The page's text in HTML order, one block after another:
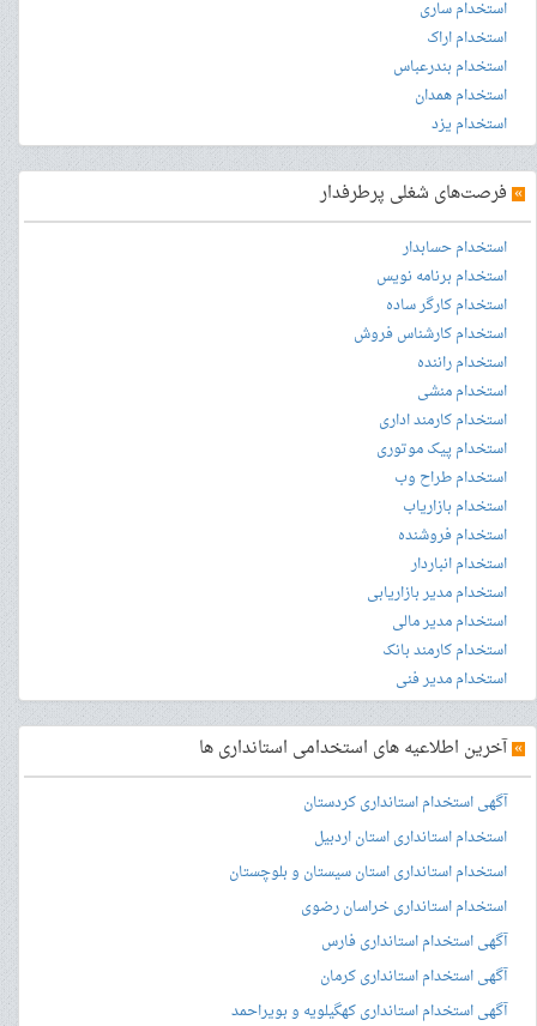
استخدام ساری
استخدام اراک
استخدام بندرعباس
استخدام همدان
استخدام یزد
» فرصت‌های شغلی پرطرفدار
استخدام حسابدار
استخدام برنامه نویس
استخدام کارگر ساده
استخدام کارشناس فروش
استخدام راننده
استخدام منشی
استخدام کارمند اداری
استخدام پیک موتوری
استخدام طراح وب
استخدام بازاریاب
استخدام فروشنده
استخدام انباردار
استخدام مدیر بازاریابی
استخدام مدیر مالی
استخدام کارمند بانک
استخدام مدیر فنی
»آخرین اطلاعیه های استخدامی استانداری ها
آگهی استخدام استانداری کردستان
استخدام استانداری استان اردبیل
استخدام استانداری استان سیستان و بلوچستان
استخدام استانداری خراسان رضوی
آگهی استخدام استانداری فارس
آگهی استخدام استانداری کرمان
آگهی استخدام استانداری کهگیلویه و بویراحمد